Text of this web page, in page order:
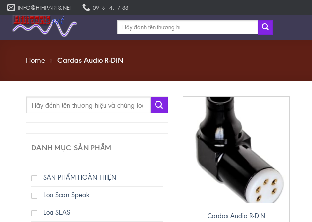
Skip
to
content
INFO@HIFIPARTS.NET 0913 14.17.33
Tìm
Home » Cardas Audio R-DIN
Tìm
DANH MỤC SẢN PHẨM
SẢN PHẨM HOÀN THIỆN
Loa Scan Speak
Loa SEAS
Cardas Audio R-DIN